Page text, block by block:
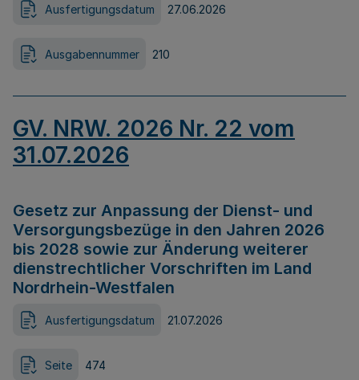
Ausfertigungsdatum 27.06.2026
Ausgabennummer 210
GV. NRW. 2026 Nr. 22 vom
31.07.2026
Gesetz zur Anpassung der Dienst- und
Versorgungsbezüge in den Jahren 2026
bis 2028 sowie zur Änderung weiterer
dienstrechtlicher Vorschriften im Land
Nordrhein-Westfalen
Ausfertigungsdatum 21.07.2026
Seite 474